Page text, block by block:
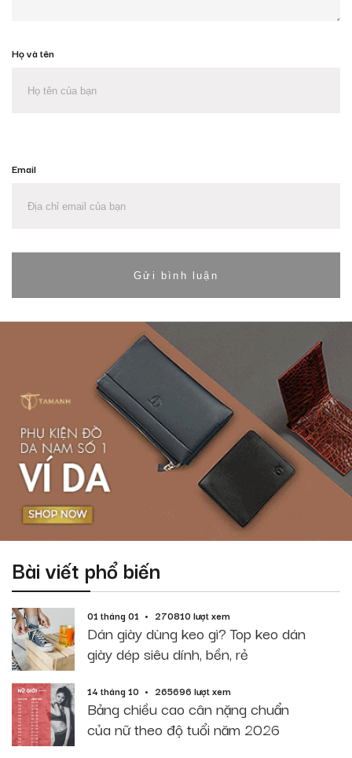
Họ và tên
Email
Bài viết phổ biến
01 tháng 01 270810 lượt xem
Dán giày dùng keo gì? Top keo dán
giày dép siêu dính, bền, rẻ
14 tháng 10 265696 lượt xem
Bảng chiều cao cân nặng chuẩn
của nữ theo độ tuổi năm 2026